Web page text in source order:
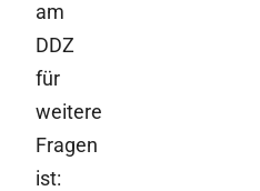
am
DDZ
für
weitere
Fragen
ist: